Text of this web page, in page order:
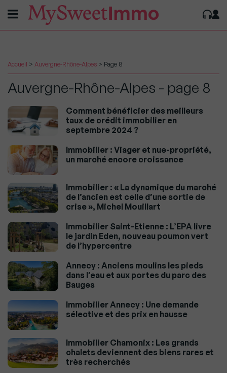
Accueil > Auvergne-Rhône-Alpes > Page 8
Auvergne-Rhône-Alpes - page 8
Comment bénéficier des meilleurs
taux de crédit immobilier en
septembre 2024 ?
Immobilier : Viager et nue-propriété,
un marché encore croissance
Immobilier : « La dynamique du marché
de l’ancien est celle d’une sortie de
crise », Michel Mouillart
Immobilier Saint-Etienne : L’EPA livre
le jardin Eden, nouveau poumon vert
de l’hypercentre
Annecy : Anciens moulins les pieds
dans l’eau et aux portes du parc des
Bauges
Immobilier Annecy : Une demande
sélective et des prix en hausse
Immobilier Chamonix : Les grands
chalets deviennent des biens rares et
très recherchés